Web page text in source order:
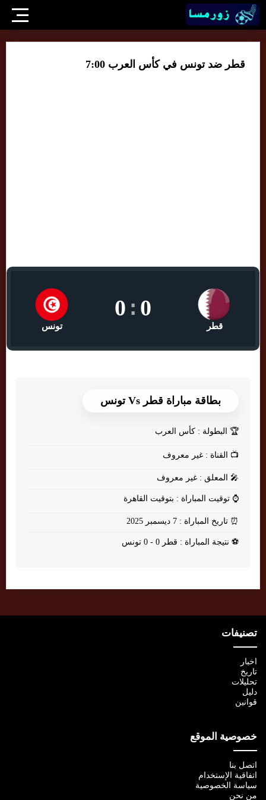
قطر ضد تونس في كأس العرب 7:00
قطر
0
:
0
تونس
بطاقة مباراة قطر Vs تونس
🏆 البطولة : كأس العرب
📺 القناة : غير معروف
🎤 المعلق : غير معروف
⌚ توقيت المباراة : بتوقيت القاهرة
⏰ تاريخ المباراة : 7 ديسمبر 2025
⚽ نتيجة المباراة : قطر 0 - 0 تونس
تصنيفات
اخبار
تاريخ
تحليلات
دليل
قوانين
خصوصية الموقع
اتصل بنا
اتفاقية الإستخدام
سياسة الخصوصية
من نحن